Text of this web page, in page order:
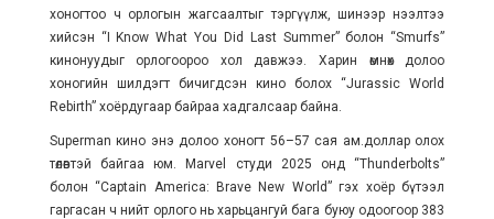
хоногтоо ч орлогын жагсаалтыг тэргүүлж, шинээр нээлтээ
хийсэн “I Know What You Did Last Summer” болон “Smurfs”
кинонуудыг орлогоороо хол давжээ. Харин өмнөх долоо
хоногийн шилдэгт бичигдсэн кино болох “Jurassic World
Rebirth” хоёрдугаар байраа хадгалсаар байна.
Superman кино энэ долоо хоногт 56–57 сая ам.доллар олох
төлөвтэй байгаа юм. Marvel студи 2025 онд “Thunderbolts”
болон “Captain America: Brave New World” гэх хоёр бүтээл
гаргасан ч нийт орлого нь харьцангуй бага буюу одоогоор 383